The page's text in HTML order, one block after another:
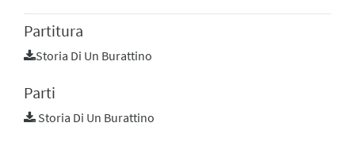
Partitura
Storia Di Un Burattino
Parti
Storia Di Un Burattino